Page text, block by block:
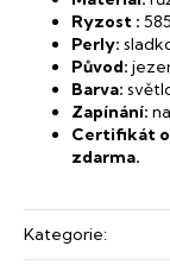
Ryzost :
Perly:
Původ:
Barva:
Zapínání:
Certifikát o
zdarma.
Kategorie: